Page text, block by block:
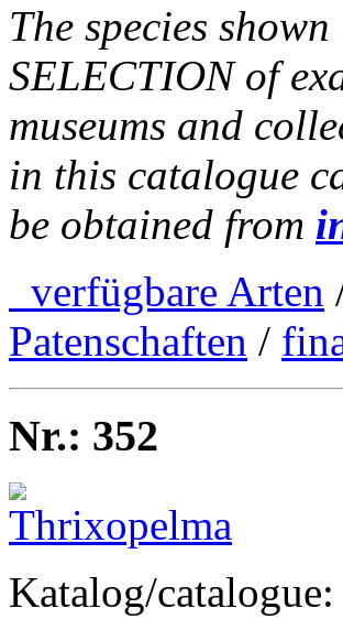
The species
SELECTION of
museums and
in this catalogue
be obtained from
verfügbare Arten
Patenschaften /
Nr.: 352
Katalog/catalogue: